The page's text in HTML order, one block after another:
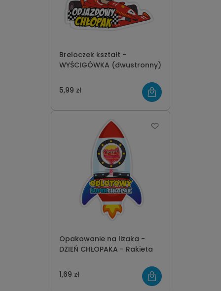
Breloczek kształt -
WYŚCIGÓWKA (dwustronny)
5,99 zł
Opakowanie na lizaka -
DZIEŃ CHŁOPAKA - Rakieta
1,69 zł